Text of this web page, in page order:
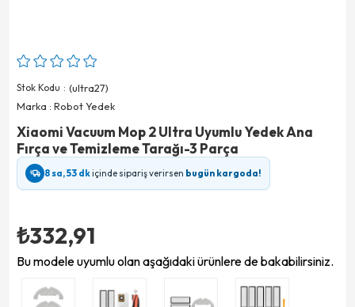
Stok Kodu
(ultra27)
Marka : Robot Yedek
Xiaomi Vacuum Mop 2 Ultra Uyumlu Yedek Ana
Fırça ve Temizleme Tarağı-3 Parça
8 sa, 53 dkiçinde sipariş verirsen bugün kargoda!
₺332,91
Bu modele uyumlu olan aşağıdaki ürünlere de bakabilirsiniz.